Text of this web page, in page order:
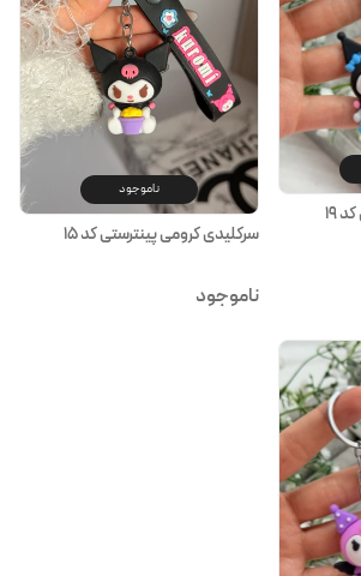
۱۹
ناموجود
سرکلیدی کرومی پینترستی کد ۱۵
ناموجود